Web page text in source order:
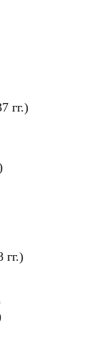
гг.)